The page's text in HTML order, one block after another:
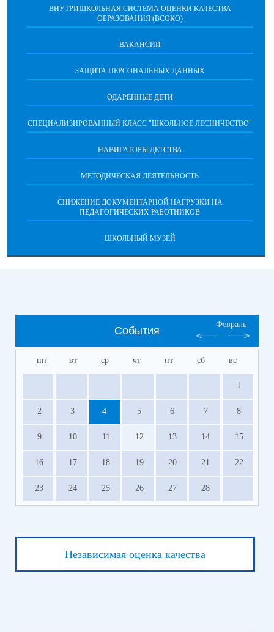
ВНУТРИШКОЛЬНАЯ СИСТЕМА ОЦЕНКИ КАЧЕСТВА
ОБРАЗОВАНИЯ (ВСОКО)
ВАКАНСИИ
ЗАЩИТА ПЕРСОНАЛЬНЫХ ДАННЫХ
ОДАРЕННЫЕ ДЕТИ
СПЕЦИАЛИЗИРОВАННЫЙ КЛАСС "ШКОЛЬНОЕ ЛЕСНИЧЕСТВО"
НАВИГАТОРЫ ДЕТСТВА
МЕТОДИЧЕСКАЯ ДЕЯТЕЛЬНОСТЬ
СНИЖЕНИЕ ДОКУМЕНТАРНОЙ НАГРУЗКИ НА
ПЕДАГОГИЧЕСКИХ РАБОТНИКОВ
ШКОЛЬНЫЙ МУЗЕЙ
События
Февраль
пн вт ср чт пт сб вс
1
2 3 4 5 6 7 8
9 10 11 12 13 14 15
16 17 18 19 20 21 22
23 24 25 26 27 28
Независимая оценка качества